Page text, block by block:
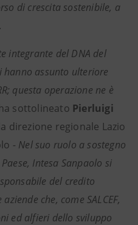
di crescita sostenibile, a
integrante del DNA del
assunto ulteriore
questa operazione ne è
sottolineato Pierluigi
direzione regionale Lazio
- Nel suo ruolo a sostegno
Intesa Sanpaolo si
del credito
che, come SALCEF,
ed alfieri dello sviluppo